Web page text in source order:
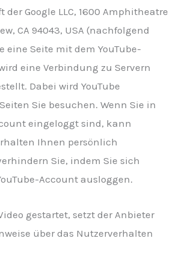
Google LLC, 1600 Amphitheatre
CA 94043, USA (nachfolgend
eine Seite mit dem YouTube-
eine Verbindung zu Servern
Dabei wird YouTube
Sie besuchen. Wenn Sie in
eingeloggt sind, kann
Ihnen persönlich
Sie, indem Sie sich
Account ausloggen.
gestartet, setzt der Anbieter
über das Nutzerverhalten